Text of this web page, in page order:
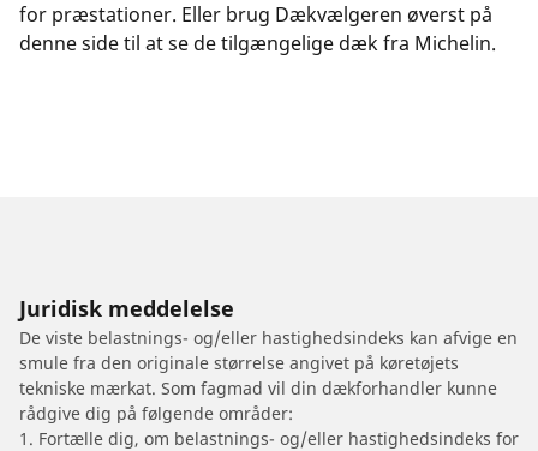
for præstationer. Eller brug Dækvælgeren øverst på
denne side til at se de tilgængelige dæk fra Michelin.
Juridisk meddelelse
De viste belastnings- og/eller hastighedsindeks kan afvige en
smule fra den originale størrelse angivet på køretøjets
tekniske mærkat. Som fagmad vil din dækforhandler kunne
rådgive dig på følgende områder:
1. Fortælle dig, om belastnings- og/eller hastighedsindeks for